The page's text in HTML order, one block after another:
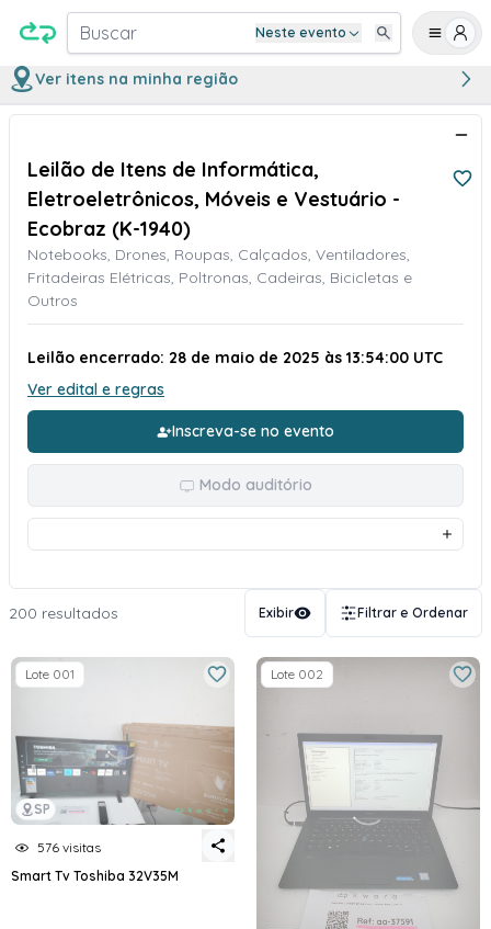
Buscar Neste evento
Ver itens na minha região
Leilão de Itens de Informática,
Eletroeletrônicos, Móveis e Vestuário -
Ecobraz (K-1940)
Notebooks, Drones, Roupas, Calçados, Ventiladores,
Fritadeiras Elétricas, Poltronas, Cadeiras, Bicicletas e
Outros
Leilão encerrado: 28 de maio de 2025 às 13:54:00 UTC
Ver edital e regras
Inscreva-se no evento
Modo auditório
200 resultados Exibir Filtrar e Ordenar
SP
Lote 001
576 visitas
Smart Tv Toshiba 32V35M
Lote 002